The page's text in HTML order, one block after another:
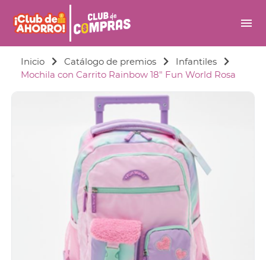
menu
Inicio Catálogo de premios
Infantiles
Mochila con Carrito Rainbow 18" Fun World Rosa